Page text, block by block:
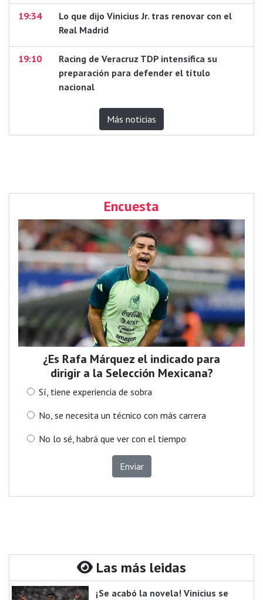
19:34
Lo que dijo Vinicius Jr. tras renovar con el
Real Madrid
19:10
Racing de Veracruz TDP intensifica su
preparación para defender el título
nacional
Más noticias
Encuesta
¿Es Rafa Márquez el indicado para
dirigir a la Selección Mexicana?
Sí, tiene experiencia de sobra
No, se necesita un técnico con más carrera
No lo sé, habrá que ver con el tiempo
Enviar
Las más leidas
¡Se acabó la novela! Vinicius se